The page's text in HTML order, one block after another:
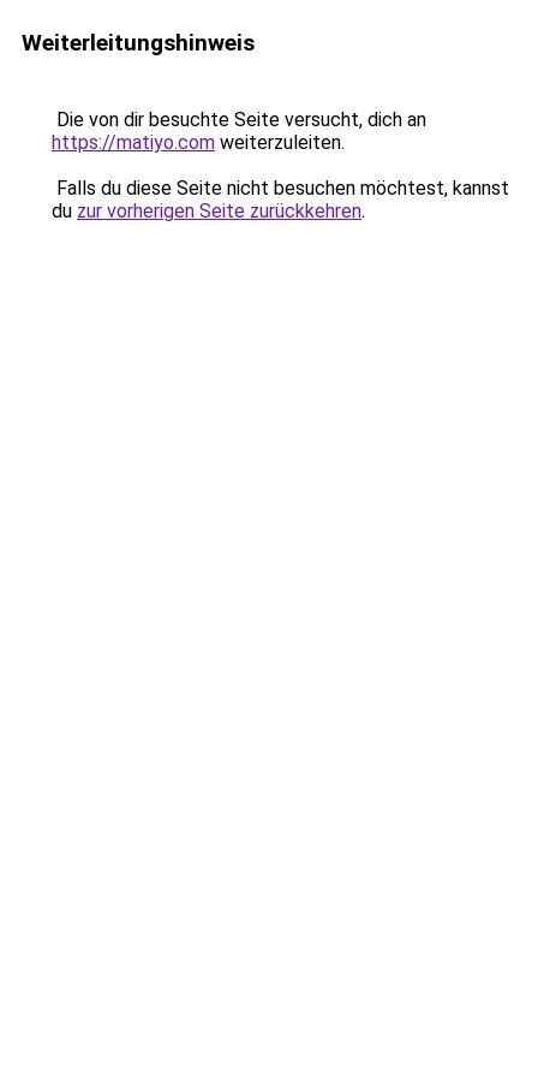
Weiterleitungshinweis
Die von dir besuchte Seite versucht, dich an
https://matiyo.com weiterzuleiten.
Falls du diese Seite nicht besuchen möchtest, kannst
du zur vorherigen Seite zurückkehren.